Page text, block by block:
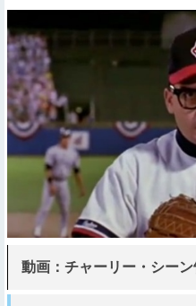
動画：チャーリー・シー